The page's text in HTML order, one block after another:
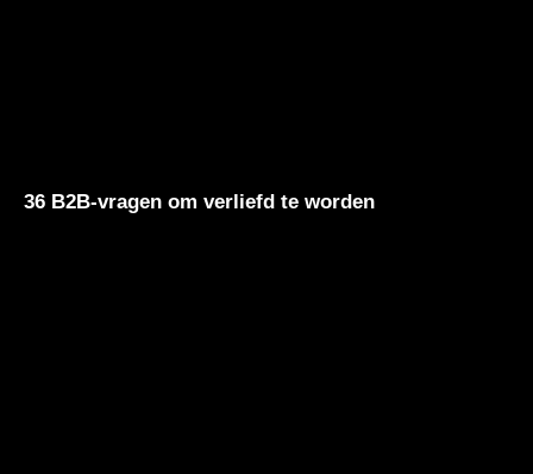
36 B2B-vragen om verliefd te worden